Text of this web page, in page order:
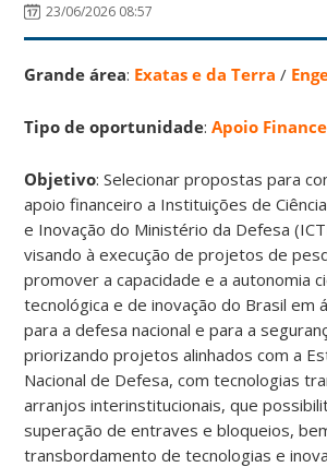
23/06/2026 08:57
Grande área: Exatas e da Terra /
Tipo de oportunidade:Apoio
Objetivo: Selecionar propostas para
apoio financeiro a Instituições de
e Inovação do Ministério da Defesa
visando à execução de projetos de
promover a capacidade e a autonomia
tecnológica e de inovação do Brasil em
para a defesa nacional e para a
priorizando projetos alinhados com a
Nacional de Defesa, com tecnologias
arranjos interinstitucionais, que
superação de entraves e bloqueios,
transbordamento de tecnologias e